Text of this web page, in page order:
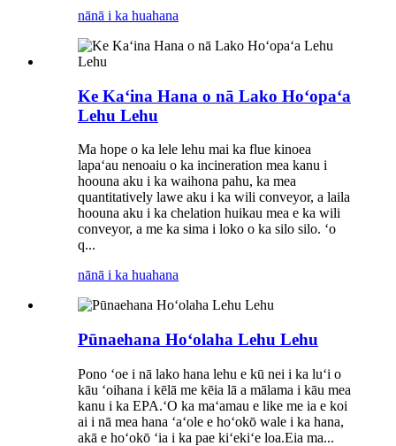
nānā i ka huahana
Ke Kaʻina Hana o nā Lako Hoʻopaʻa
Lehu Lehu
Ma hope o ka lele lehu mai ka flue kinoea
lapaʻau nenoaiu o ka incineration mea kanu i
hoouna aku i ka waihona pahu, ka mea
quantitatively lawe aku i ka wili conveyor, a laila
hoouna aku i ka chelation huikau mea e ka wili
conveyor, a me ka sima i loko o ka silo silo. ʻo
q...
nānā i ka huahana
Pūnaehana Hoʻolaha Lehu Lehu
Pono ʻoe i nā lako hana lehu e kū nei i ka luʻi o
kāu ʻoihana i kēlā me kēia lā a mālama i kāu mea
kanu i ka EPA.ʻO ka maʻamau e like me ia e koi
ai i nā mea hana ʻaʻole e hoʻokō wale i ka hana,
akā e hoʻokō ʻia i ka pae kiʻekiʻe loa.Eia ma...